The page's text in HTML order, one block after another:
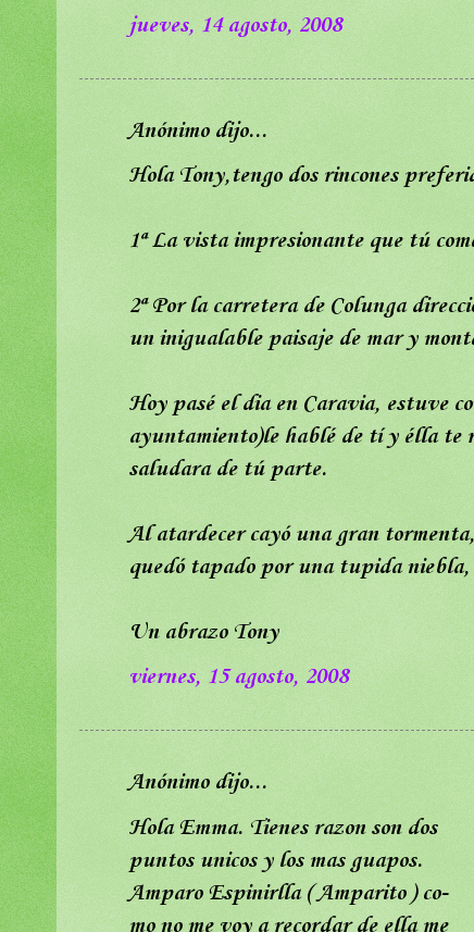
jueves, 14 agosto, 2008
Anónimo dijo...
Hola Tony,tengo dos rincones
1ª La vista impresionante que tú
2ª Por la carretera de Colunga
un inigualable paisaje de mar y
Hoy pasé el dia en Caravia, estuve
ayuntamiento)le hablé de tí y élla te
saludara de tú parte.
Al atardecer cayó una gran
quedó tapado por una tupida
Un abrazo Tony
viernes, 15 agosto, 2008
Anónimo dijo...
Hola Emma. Tienes razon son dos
puntos unicos y los mas guapos.
Amparo Espinirlla ( Amparito ) co-
mo no me voy a recordar de ella me